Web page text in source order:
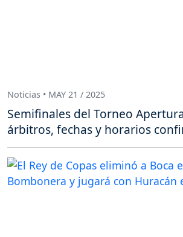
Noticias • MAY 21 / 2025
Semifinales del Torneo
árbitros, fechas y horarios